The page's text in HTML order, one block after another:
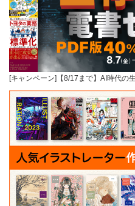
[キャンペーン]【8/17まで】AI時代の